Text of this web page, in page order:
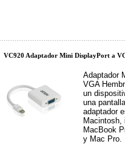
VC920 Adaptador Mini DisplayPort a
Adaptador
VGA
un
una
adaptador
Macintosh,
MacBook
y Mac Pro.